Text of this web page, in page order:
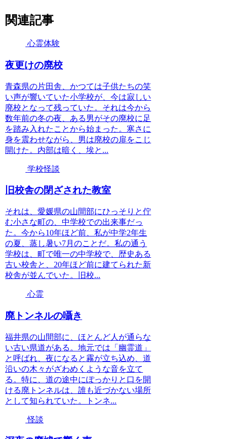
関連記事
心霊体験
夜更けの廃校
青森県の片田舎、かつては子供たちの笑
い声が響いていた小学校が、今は寂しい
廃校となって残っていた。それは今から
数年前の冬の夜、ある男がその廃校に足
を踏み入れたことから始まった。寒さに
身を震わせながら、男は廃校の扉をこじ
開けた。内部は暗く、埃と...
学校怪談
旧校舎の閉ざされた教室
それは、愛媛県の山間部にひっそりと佇
む小さな町の、中学校での出来事だっ
た。今から10年ほど前、私が中学2年生
の夏、蒸し暑い7月のことだ。私の通う
学校は、町で唯一の中学校で、歴史ある
古い校舎と、20年ほど前に建てられた新
校舎が並んでいた。旧校...
心霊
廃トンネルの囁き
福井県の山間部に、ほとんど人が通らな
い古い県道がある。地元では「幽霊道」
と呼ばれ、夜になると霧が立ち込め、道
沿いの木々がざわめくような音を立て
る。特に、道の途中にぽっかりと口を開
ける廃トンネルは、誰も近づかない場所
として知られていた。トンネ...
怪談